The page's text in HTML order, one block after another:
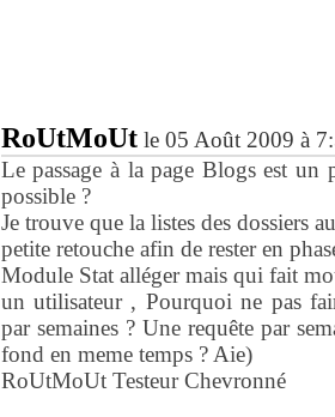
RoUtMoUtle 05 Août 2009 à
Le passage à la page Blogs est un
possible ?
Je trouve que la listes des dossiers
petite retouche afin de rester en
Module Stat alléger mais qui fait
un utilisateur , Pourquoi ne pas
par semaines ? Une requête par
fond en meme temps ? Aie)
RoUtMoUt Testeur Chevronné